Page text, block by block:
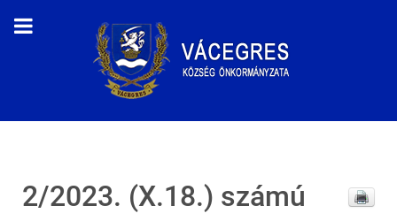
2/2023. (X.18.) számú